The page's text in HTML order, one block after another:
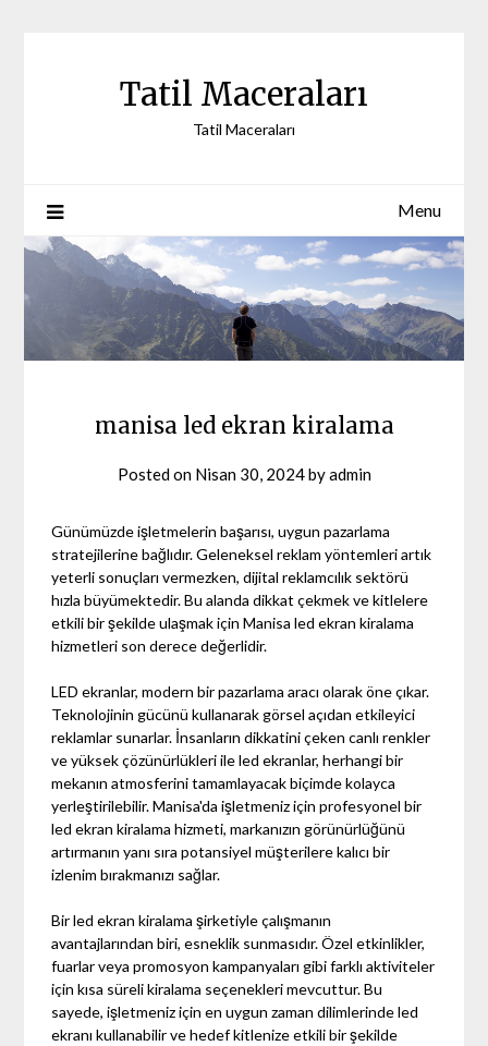
Tatil Maceraları
Tatil Maceraları
Menu
manisa led ekran kiralama
Posted on Nisan 30, 2024byadmin
Günümüzde işletmelerin başarısı, uygun pazarlama
stratejilerine bağlıdır. Geleneksel reklam yöntemleri artık
yeterli sonuçları vermezken, dijital reklamcılık sektörü
hızla büyümektedir. Bu alanda dikkat çekmek ve kitlelere
etkili bir şekilde ulaşmak için Manisa led ekran kiralama
hizmetleri son derece değerlidir.
LED ekranlar, modern bir pazarlama aracı olarak öne çıkar.
Teknolojinin gücünü kullanarak görsel açıdan etkileyici
reklamlar sunarlar. İnsanların dikkatini çeken canlı renkler
ve yüksek çözünürlükleri ile led ekranlar, herhangi bir
mekanın atmosferini tamamlayacak biçimde kolayca
yerleştirilebilir. Manisa'da işletmeniz için profesyonel bir
led ekran kiralama hizmeti, markanızın görünürlüğünü
artırmanın yanı sıra potansiyel müşterilere kalıcı bir
izlenim bırakmanızı sağlar.
Bir led ekran kiralama şirketiyle çalışmanın
avantajlarından biri, esneklik sunmasıdır. Özel etkinlikler,
fuarlar veya promosyon kampanyaları gibi farklı aktiviteler
için kısa süreli kiralama seçenekleri mevcuttur. Bu
sayede, işletmeniz için en uygun zaman dilimlerinde led
ekranı kullanabilir ve hedef kitlenize etkili bir şekilde